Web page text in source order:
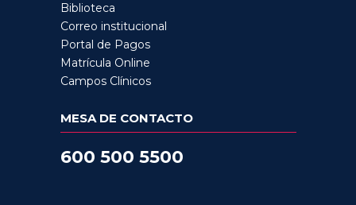
Biblioteca
Correo institucional
Portal de Pagos
Matrícula Online
Campos Clínicos
MESA DE CONTACTO
600 500 5500